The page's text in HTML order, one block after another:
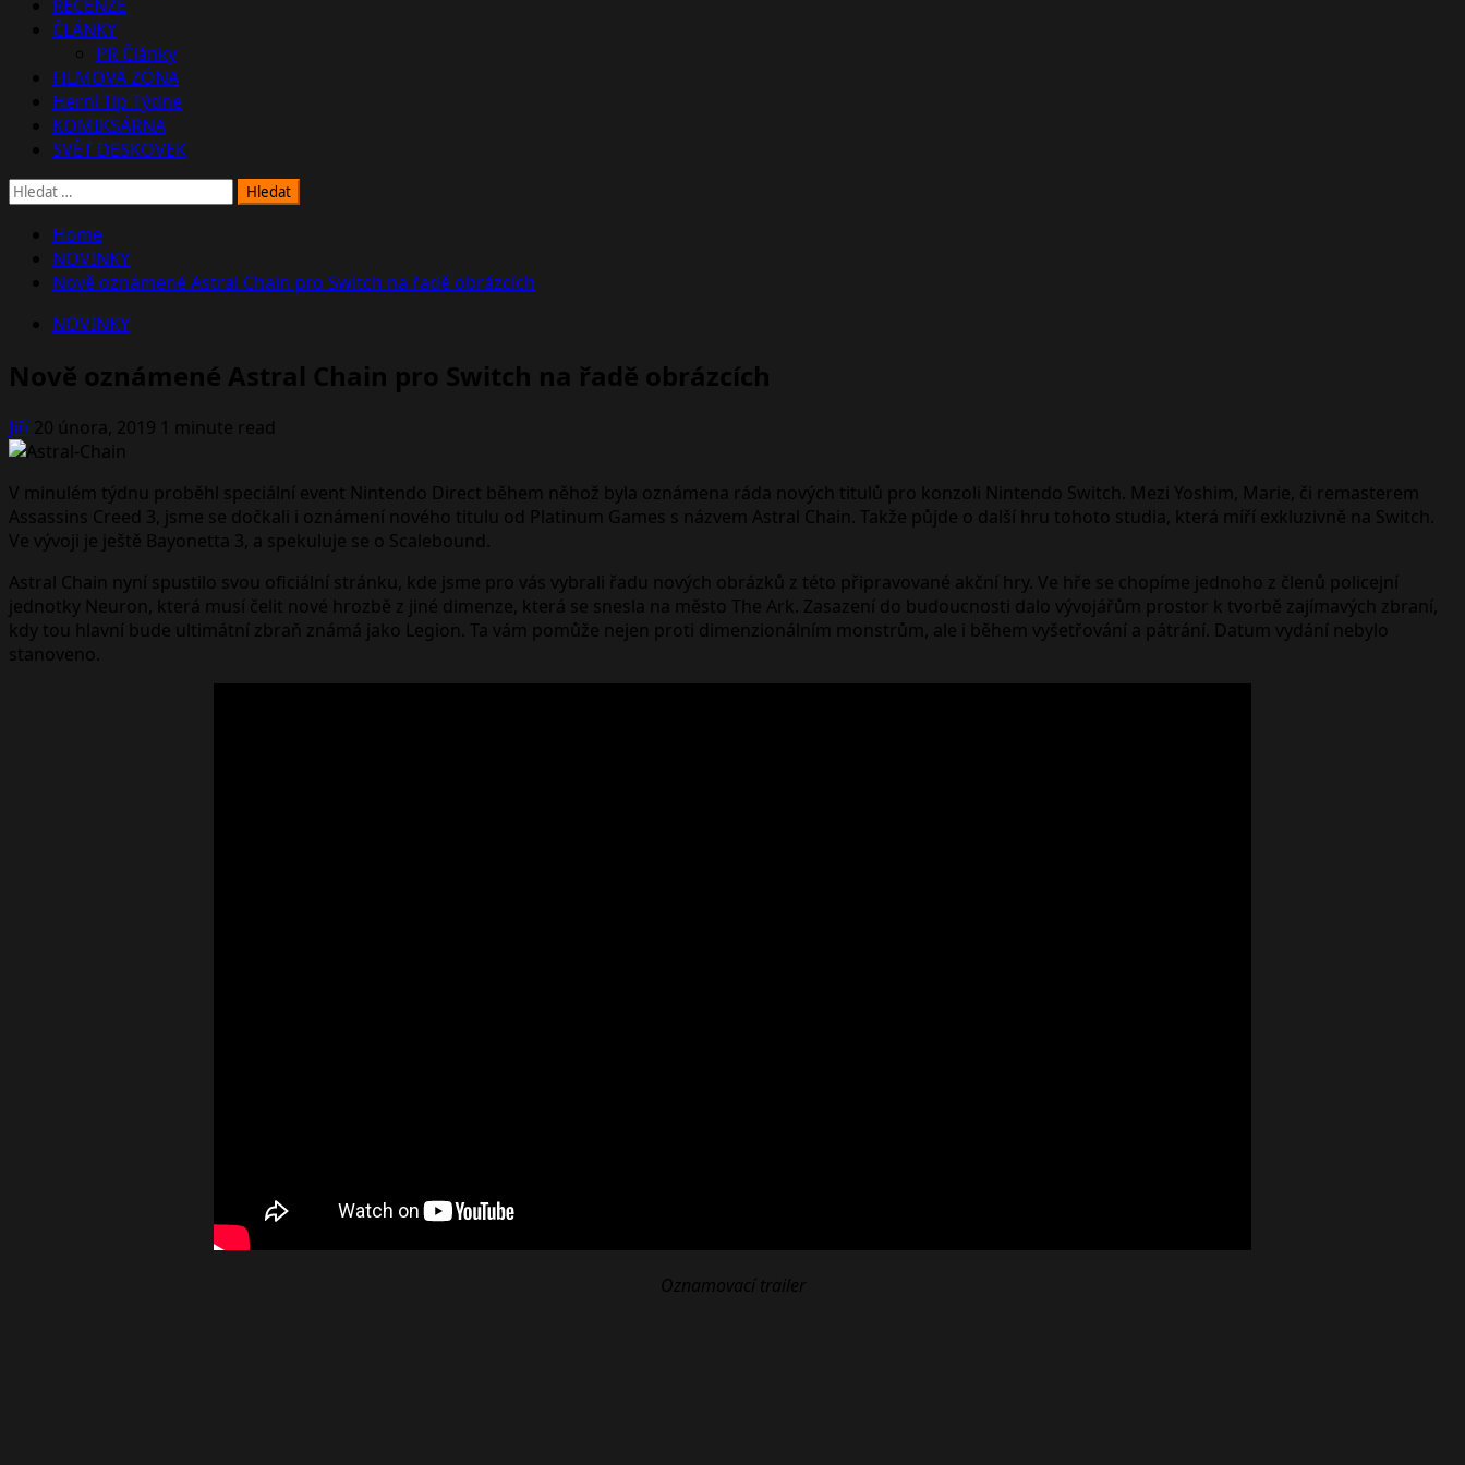
RECENZE
ČLÁNKY
PR Články
FILMOVÁ ZÓNA
Herní Tip Týdne
KOMIKSÁRNA
SVĚT DESKOVEK
Vyhledávání
Home
NOVINKY
Nově oznámené Astral Chain pro Switch na řadě obrázcích
NOVINKY
Nově oznámené Astral Chain pro Switch na řadě obrázcích
Jiří20 února, 2019 1 minute read
V minulém týdnu proběhl speciální event Nintendo Direct během něhož byla oznámena ráda nových titulů pro konzoli Nintendo Switch. Mezi Yoshim, Marie, či remasterem
Assassins Creed 3, jsme se dočkali i oznámení nového titulu od Platinum Games s názvem Astral Chain. Takže půjde o další hru tohoto studia, která míří exkluzivně na Switch.
Ve vývoji je ještě Bayonetta 3, a spekuluje se o Scalebound.
Astral Chain nyní spustilo svou oficiální stránku, kde jsme pro vás vybrali řadu nových obrázků z této připravované akční hry. Ve hře se chopíme jednoho z členů policejní
jednotky Neuron, která musí čelit nové hrozbě z jiné dimenze, která se snesla na město The Ark. Zasazení do budoucnosti dalo vývojářům prostor k tvorbě zajímavých zbraní,
kdy tou hlavní bude ultimátní zbraň známá jako Legion. Ta vám pomůže nejen proti dimenzionálním monstrům, ale i během vyšetřování a pátrání. Datum vydání nebylo
stanoveno.
Oznamovací trailer